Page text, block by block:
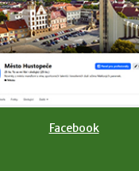
Facebook